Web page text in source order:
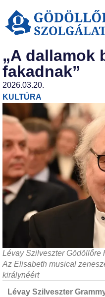
„A dallamok
fakadnak”
2026.03.20.
KULTÚRA
Lévay Szilveszter Gödöllőre
Az Elisabeth musical
királynéért
Lévay Szilveszter